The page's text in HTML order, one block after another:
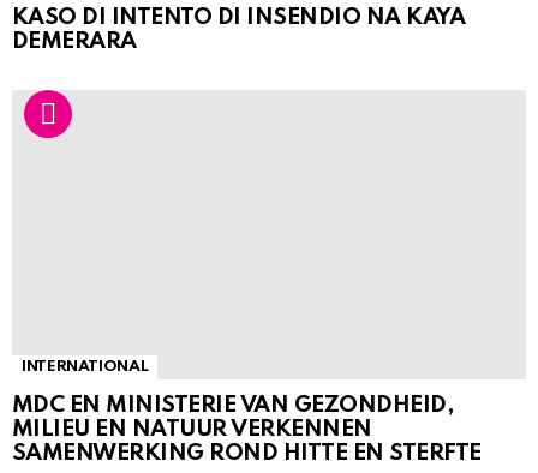
KASO DI INTENTO DI INSENDIO NA KAYA
DEMERARA
INTERNATIONAL
MDC EN MINISTERIE VAN GEZONDHEID,
MILIEU EN NATUUR VERKENNEN
SAMENWERKING ROND HITTE EN STERFTE